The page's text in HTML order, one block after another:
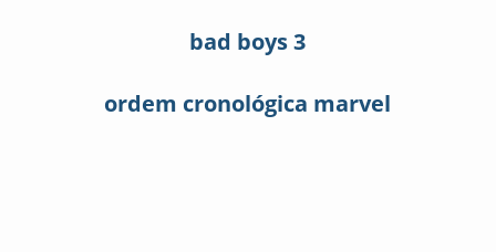
bad boys 3
ordem cronológica marvel